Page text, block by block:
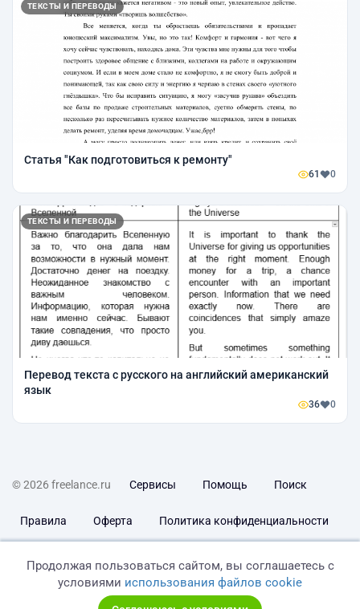
ТЕКСТЫ И ПЕРЕВОДЫ
Статья "Как подготовиться к ремонту"
61 0
ТЕКСТЫ И ПЕРЕВОДЫ
Перевод текста с русского на английский американский
язык
36 0
© 2026 freelance.ru Сервисы Помощь Поиск
Правила Оферта Политика конфиденциальности
Продолжая пользоваться сайтом, вы соглашаетесь с
условиями использования файлов cookie